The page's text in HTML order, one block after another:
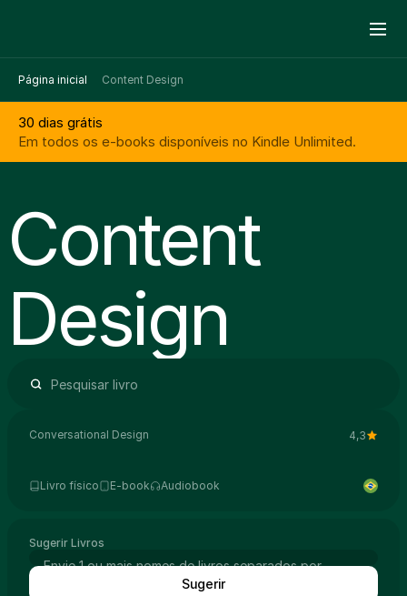
Página inicial Content Design
Content
Design
Conversational Design 4,3
Livro físico E-book Audiobook
Sugerir Livros
Sugerir
30 dias grátis
Em todos os e-books disponíveis no Kindle Unlimited.